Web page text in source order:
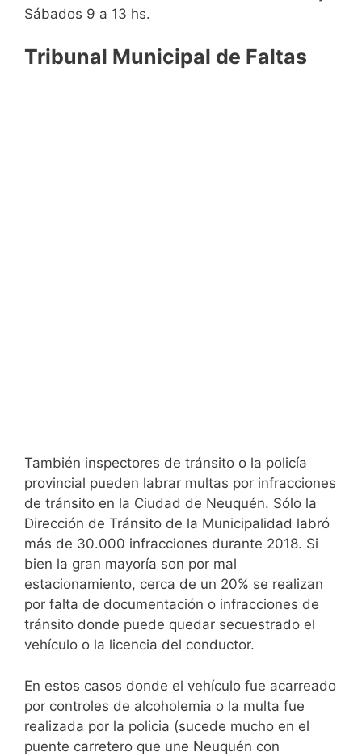
Sábados 9 a 13 hs.
Tribunal Municipal de Faltas
También inspectores de tránsito o la policía
provincial pueden labrar multas por infracciones
de tránsito en la Ciudad de Neuquén. Sólo la
Dirección de Tránsito de la Municipalidad labró
más de 30.000 infracciones durante 2018. Si
bien la gran mayoría son por mal
estacionamiento, cerca de un 20% se realizan
por falta de documentación o infracciones de
tránsito donde puede quedar secuestrado el
vehículo o la licencia del conductor.
En estos casos donde el vehículo fue acarreado
por controles de alcoholemia o la multa fue
realizada por la policia (sucede mucho en el
puente carretero que une Neuquén con